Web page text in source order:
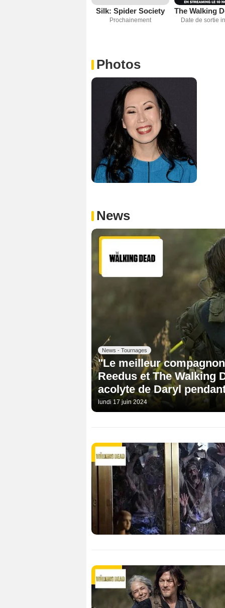
Silk: Spider Society
Prochainement Date de sortie
Photos
News
News - Tournages
"Le meilleur
Reedus et The Walking
acolyte de Daryl
lundi 17 juin 2024